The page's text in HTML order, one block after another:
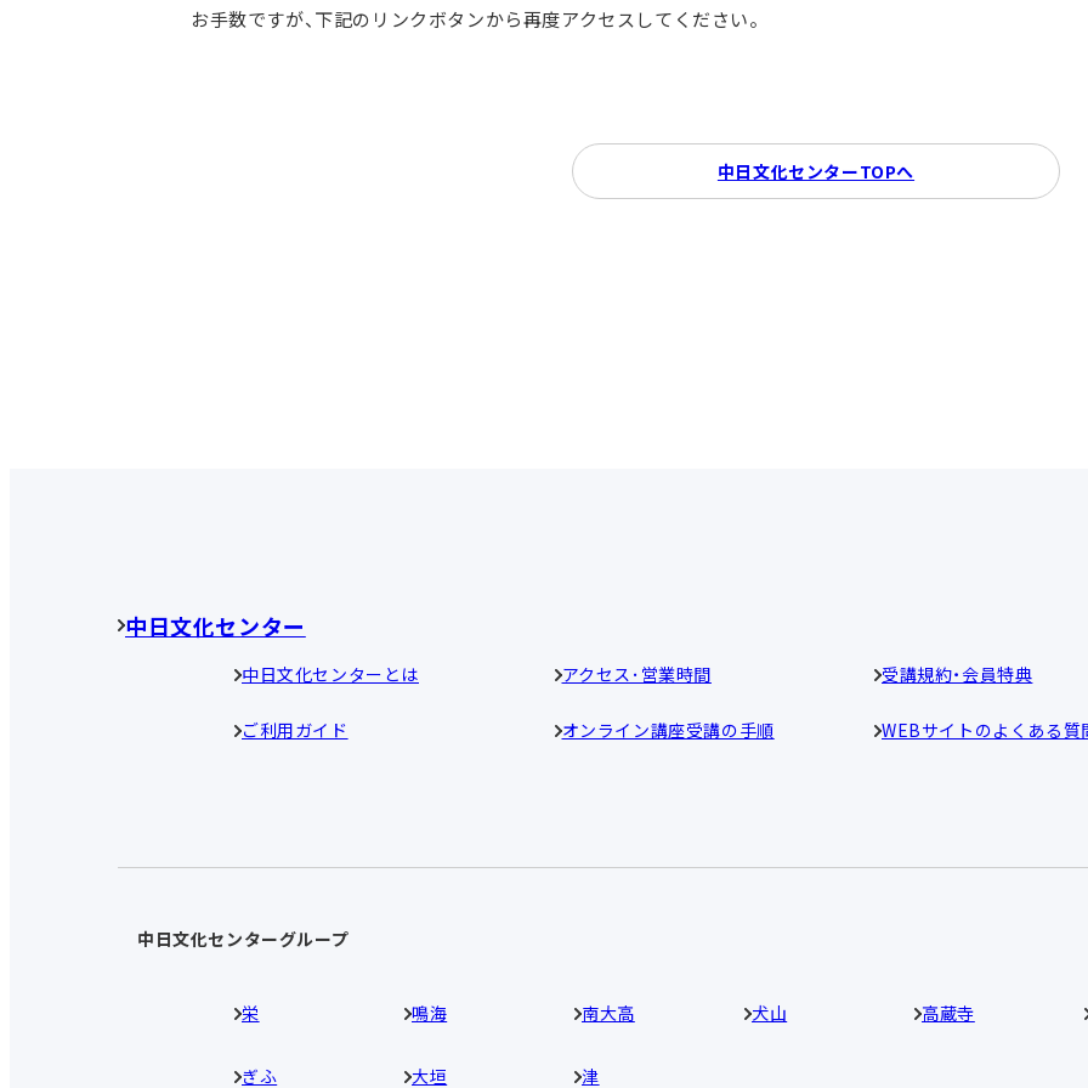
お手数ですが、下記のリンクボタンから再度アクセスしてください。
中日文化センターTOPへ
中日文化センター
中日文化センターとは アクセス･営業時間 受講規約・会員特典
ご利用ガイド オンライン講座受講の手順 WEBサイトのよくある質
中日文化センターグループ
栄 鳴海 南大高 犬山 高蔵寺
ぎふ 大垣 津